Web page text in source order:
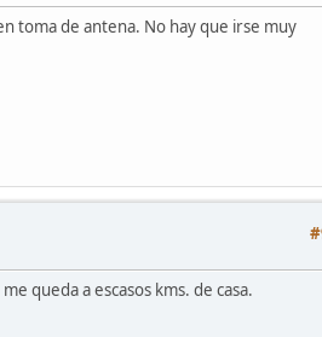
toma de antena. No hay que irse muy
queda a escasos kms. de casa.